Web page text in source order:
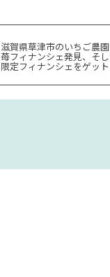
滋賀県草津市のいちご農
苺フィナンシェ発見、そ
限定フィナンシェをゲット